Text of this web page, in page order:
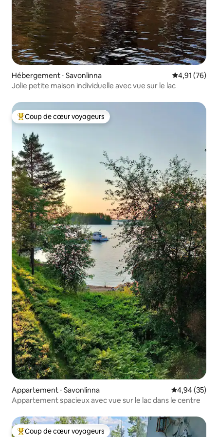
Hébergement ⋅ Savonlinna Évaluation
4,91 (76)
Jolie petite maison individuelle avec vue sur le lac
Coups de cœur voyageurs les plus appréciés
Coup de cœur voyageurs
Appartement ⋅ Savonlinna Évaluation
4,94 (35)
Appartement spacieux avec vue sur le lac dans le centre
Coup de cœur voyageurs